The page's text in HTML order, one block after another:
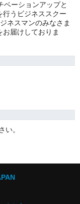
ベーションアップと
行うビジネススクー
ネスマンのみなさま
届けしておりま
い。